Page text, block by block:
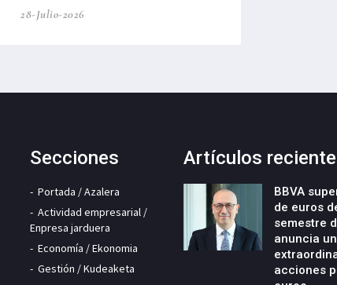
28-Julio-2026
Secciones
Portada / Azalera
Actividad empresarial /
Enpresa jarduera
Economía / Ekonomia
Gestión / Kudeaketa
Artículos
BBVA
de euros
semestre
anuncia
acciones